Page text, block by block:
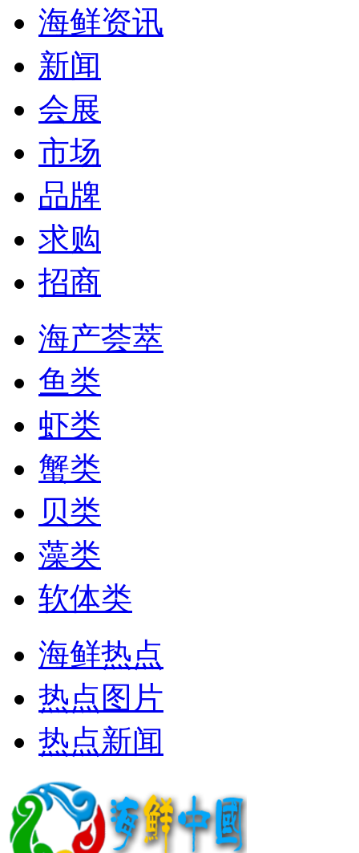
海鲜资讯
新闻
会展
市场
品牌
求购
招商
海产荟萃
鱼类
虾类
蟹类
贝类
藻类
软体类
海鲜热点
热点图片
热点新闻